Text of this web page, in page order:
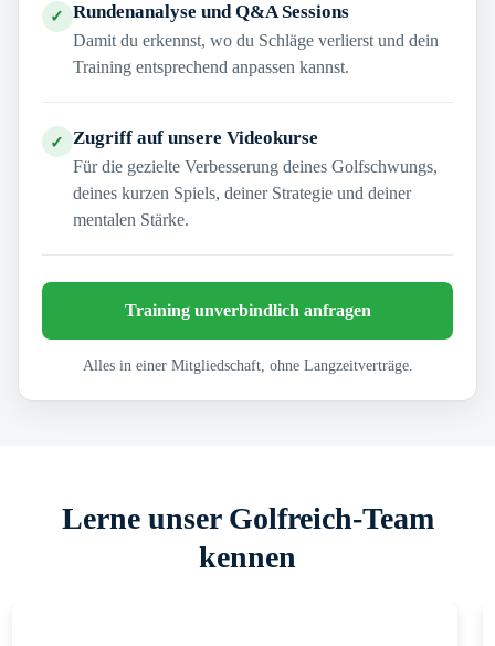
✓ Rundenanalyse und Q&A Sessions
Damit du erkennst, wo du Schläge verlierst und dein
Training entsprechend anpassen kannst.
✓ Zugriff auf unsere Videokurse
Für die gezielte Verbesserung deines Golfschwungs,
deines kurzen Spiels, deiner Strategie und deiner
mentalen Stärke.
Training unverbindlich anfragen
Alles in einer Mitgliedschaft, ohne Langzeitverträge.
Lerne unser Golfreich-Team
kennen